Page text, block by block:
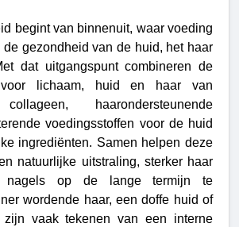
begint van binnenuit, waar voeding
de gezondheid van de huid, het haar
dat uitgangspunt combineren de
voor lichaam, huid en haar van
haarondersteunende
voedingsstoffen voor de huid
ingrediënten. Samen helpen deze
natuurlijke uitstraling, sterker haar
nagels op de lange termijn te
wordende haar, een doffe huid of
zijn vaak tekenen van een interne